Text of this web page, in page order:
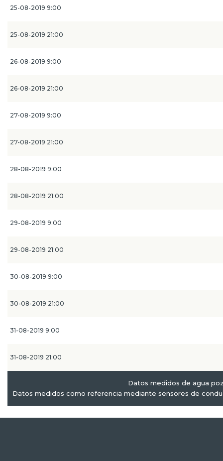
25-08-2019 9:00
25-08-2019 21:00
26-08-2019 9:00
26-08-2019 21:00
27-08-2019 9:00
27-08-2019 21:00
28-08-2019 9:00
28-08-2019 21:00
29-08-2019 9:00
29-08-2019 21:00
30-08-2019 9:00
30-08-2019 21:00
31-08-2019 9:00
31-08-2019 21:00
Datos medidos de agua
Datos medidos como referencia mediante sensores de